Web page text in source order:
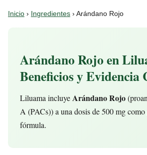
Inicio › Ingredientes › Arándano Rojo
Arándano Rojo en
Beneficios y Evidencia
Liluama incluyeArándano Rojo
A (PACs)) a una dosis de 500 mg como
fórmula.